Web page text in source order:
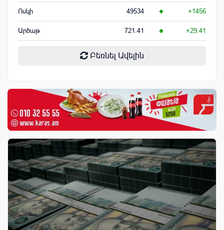
Ոսկի 49534 +1456
Արծաթ 721.41 +29.41
Բեռնել Ավելին